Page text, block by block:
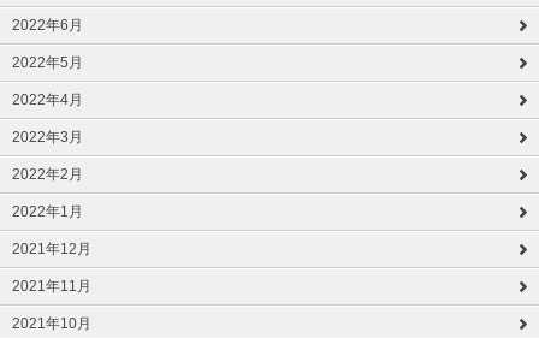
2022年6月
2022年5月
2022年4月
2022年3月
2022年2月
2022年1月
2021年12月
2021年11月
2021年10月